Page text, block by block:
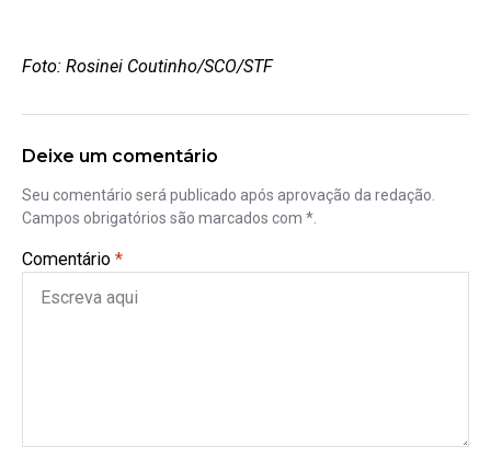
Foto: Rosinei Coutinho/SCO/STF
Deixe um comentário
Seu comentário será publicado após aprovação da redação.
Campos obrigatórios são marcados com *.
Comentário *